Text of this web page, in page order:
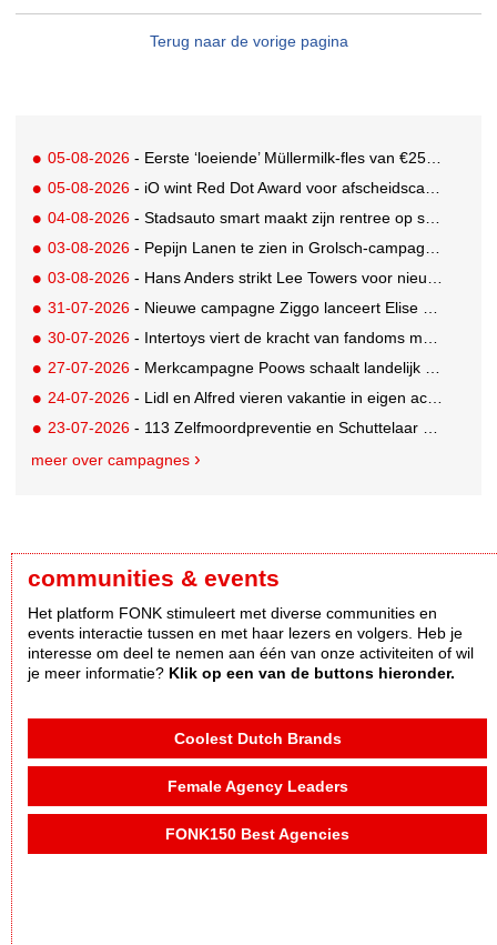
Terug naar de vorige pagina
05-08-2026 - Eerste ‘loeiende’ Müllermilk-fles van €25.000,- gevonden
05-08-2026 - iO wint Red Dot Award voor afscheidscampagne Peter Houtman bij Feyenoord
04-08-2026 - Stadsauto smart maakt zijn rentree op straat met een wereldwijde muurschilderingcampagne
03-08-2026 - Pepijn Lanen te zien in Grolsch-campagne voor nieuwe Grolsch CAL
03-08-2026 - Hans Anders strikt Lee Towers voor nieuwe campagne
31-07-2026 - Nieuwe campagne Ziggo lanceert Elise Schaap als expert over de Nederlandse voetbalbeleving
30-07-2026 - Intertoys viert de kracht van fandoms met nieuwe social media campagne rondom Olivia Rodrigo
27-07-2026 - Merkcampagne Poows schaalt landelijk op met gerichte Out of Home strategie
24-07-2026 - Lidl en Alfred vieren vakantie in eigen achtertuin
23-07-2026 - 113 Zelfmoordpreventie en Schuttelaar & Partners richten bewustwordingscampagne op mannen
meer over campagnes
communities & events
Het platform FONK stimuleert met diverse communities en
events interactie tussen en met haar lezers en volgers. Heb je
interesse om deel te nemen aan één van onze activiteiten of wil
je meer informatie? Klik op een van de buttons hieronder.
Coolest Dutch Brands
Female Agency Leaders
FONK150 Best Agencies